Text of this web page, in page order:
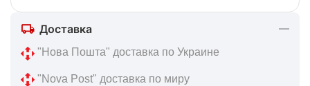
Доставка
"Нова Пошта" доставка по Украине
"Nova Post" доставка по миру